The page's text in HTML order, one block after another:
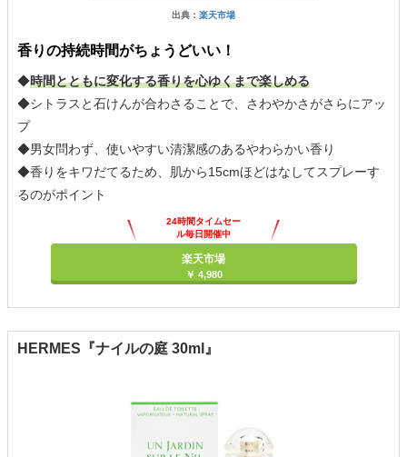
出典： 楽天市場
香りの持続時間がちょうどいい！
◆時間とともに変化する香りを心ゆくまで楽しめる
◆シトラスと石けんが合わさることで、さわやかさがさらにアッ
プ
◆男女問わず、使いやすい清潔感のあるやわらかい香り
◆香りをキワだてるため、肌から15cmほどはなしてスプレーす
るのがポイント
24時間タイムセー
ル毎日開催中
楽天市場
￥ 4,980
HERMES『ナイルの庭 30ml』